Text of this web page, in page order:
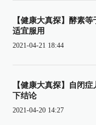
【健康大真探】酵素
适宜服用
2021-04-21 18:44
【健康大真探】自闭
下结论
2021-04-20 14:27